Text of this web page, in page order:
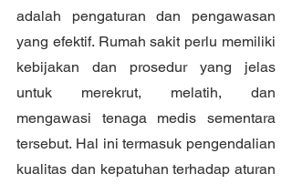
adalah pengaturan dan pengawasan
yang efektif. Rumah sakit perlu memiliki
kebijakan dan prosedur yang jelas
untuk merekrut, melatih, dan
mengawasi tenaga medis sementara
tersebut. Hal ini termasuk pengendalian
kualitas dan kepatuhan terhadap aturan